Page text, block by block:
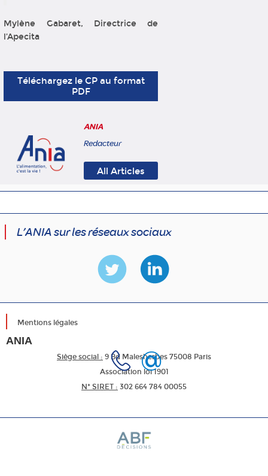
Mylène Gabaret, Directrice de
l’Apecita
Téléchargez le CP au format
PDF
ANIA
Redacteur
All Articles
L’ANIA sur les réseaux sociaux
Mentions légales
ANIA
Siège social : 9 Bd Malesherbes 75008 Paris
Association loi 1901
N* SIRET : 302 664 784 00055